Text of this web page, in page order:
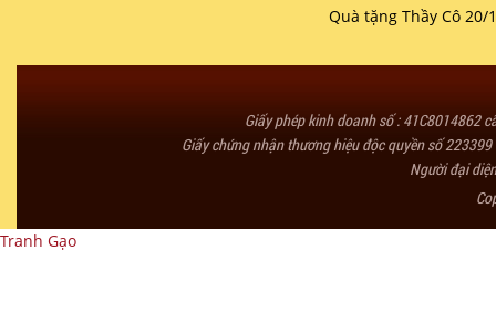
Quà tặng Thầy Cô 20/
Giấy phép kinh doanh số : 41C8014862
Giấy chứng nhận thương hiệu độc quyền số
Người đại
Tranh Gạo